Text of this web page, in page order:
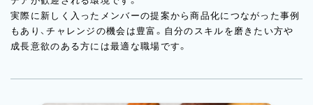
実際に新しく入ったメンバーの提案から商品化につながった事例
もあり、チャレンジの機会は豊富。自分のスキルを磨きたい方や
成長意欲のある方には最適な職場です。